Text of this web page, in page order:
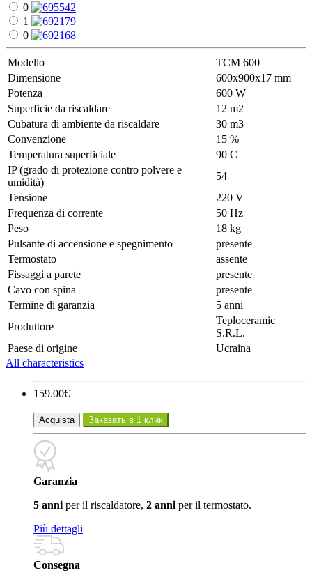
0
1
0
Modello
ТСМ 600
Dimensione
600х900х17 mm
Potenza
600 W
Superficie da riscaldare
12 m2
Cubatura di ambiente da riscaldare
30 m3
Convenzione
15 %
Temperatura superficiale
90 С
IP (grado di protezione contro polvere e
umidità)
54
Tensione
220 V
Frequenza di corrente
50 Hz
Peso
18 kg
Pulsante di accensione e spegnimento
presente
Termostato
assente
Fissaggi a parete
presente
Cavo con spina
presente
Termine di garanzia
5 anni
Produttore
Teploceramic
S.R.L.
Paese di origine
Ucraina
All characteristics
159.00€
Acquista Заказать в 1 клик
Garanzia
5 anni per il riscaldatore, 2 anni per il termostato.
Più dettagli
Consegna